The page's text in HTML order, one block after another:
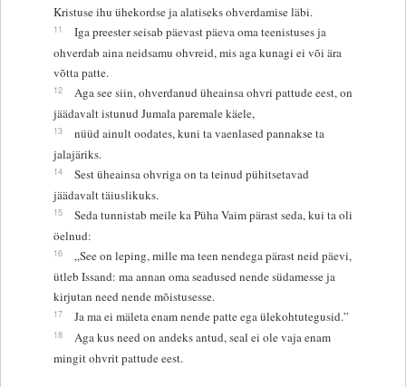
Kristuse ihu ühekordse ja alatiseks ohverdamise läbi.
11
Iga preester seisab päevast päeva oma teenistuses ja
ohverdab aina neidsamu ohvreid, mis aga kunagi ei või ära
võtta patte.
12
Aga see siin, ohverdanud üheainsa ohvri pattude eest, on
jäädavalt istunud Jumala paremale käele,
13
nüüd ainult oodates, kuni ta vaenlased pannakse ta
jalajäriks.
14
Sest üheainsa ohvriga on ta teinud pühitsetavad
jäädavalt täiuslikuks.
15
Seda tunnistab meile ka Püha Vaim pärast seda, kui ta oli
öelnud:
16
„See on leping, mille ma teen nendega pärast neid päevi,
ütleb Issand: ma annan oma seadused nende südamesse ja
kirjutan need nende mõistusesse.
17 Ja ma ei mäleta enam nende patte ega ülekohtutegusid.”
18
Aga kus need on andeks antud, seal ei ole vaja enam
mingit ohvrit pattude eest.